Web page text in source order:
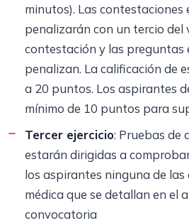
minutos). Las contestaciones
penalizarán con un tercio del
contestación y las preguntas
penalizan. La calificación de
a 20 puntos. Los aspirantes
mínimo de 10 puntos para
Tercer ejercicio: Pruebas de
estarán dirigidas a
los aspirantes ninguna de las
médica que se detallan en el
convocatoria